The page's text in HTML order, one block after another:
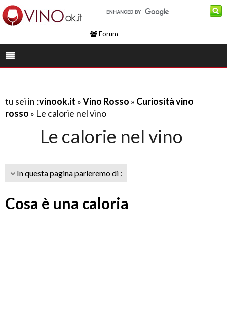
Forum
tu sei in :vinook.it »Vino Rosso » Curiosità vino
rosso » Le calorie nel vino
Le calorie nel vino
In questa pagina parleremo di :
Cosa è una caloria